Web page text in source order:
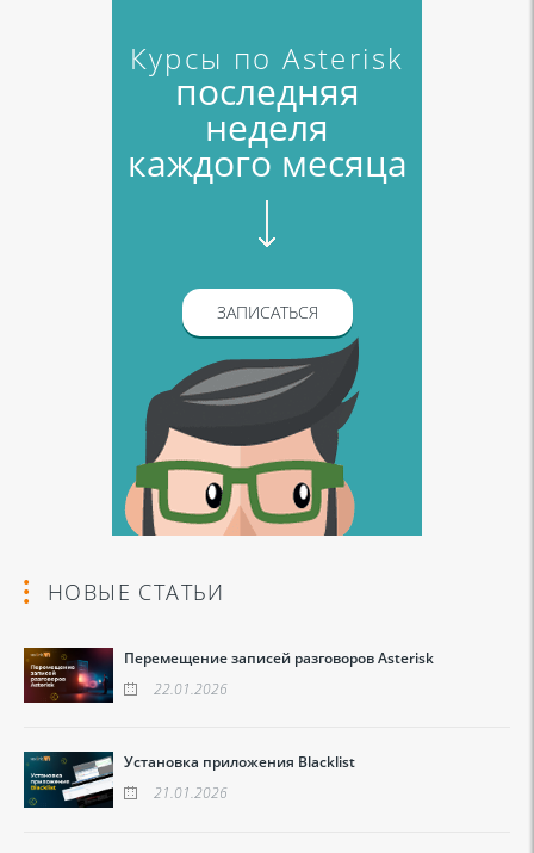
Курсы по Asterisk
последняя
неделя
каждого месяца
ЗАПИСАТЬСЯ
НОВЫЕ СТАТЬИ
Перемещение записей разговоров Asterisk
22.01.2026
Установка приложения Blacklist
21.01.2026